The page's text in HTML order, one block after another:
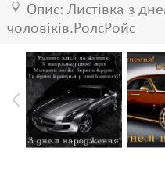
Опис: Листівка з
чоловіків.РолсРойс